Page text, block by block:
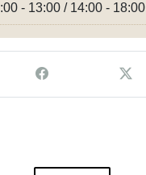
- 13:00 / 14:00 - 18:00